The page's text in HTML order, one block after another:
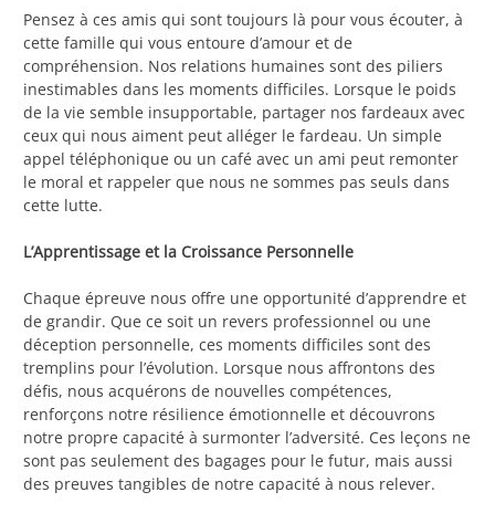
Pensez à ces amis qui sont toujours là pour vous écouter, à
cette famille qui vous entoure d’amour et de
compréhension. Nos relations humaines sont des piliers
inestimables dans les moments difficiles. Lorsque le poids
de la vie semble insupportable, partager nos fardeaux avec
ceux qui nous aiment peut alléger le fardeau. Un simple
appel téléphonique ou un café avec un ami peut remonter
le moral et rappeler que nous ne sommes pas seuls dans
cette lutte.
L’Apprentissage et la Croissance Personnelle
Chaque épreuve nous offre une opportunité d’apprendre et
de grandir. Que ce soit un revers professionnel ou une
déception personnelle, ces moments difficiles sont des
tremplins pour l’évolution. Lorsque nous affrontons des
défis, nous acquérons de nouvelles compétences,
renforçons notre résilience émotionnelle et découvrons
notre propre capacité à surmonter l’adversité. Ces leçons ne
sont pas seulement des bagages pour le futur, mais aussi
des preuves tangibles de notre capacité à nous relever.